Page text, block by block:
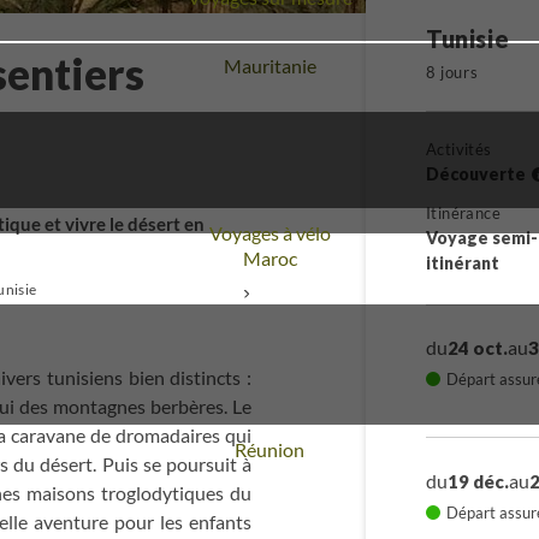
Voyage
Mauritanie
Voyage
Maroc
Voyage
Réunion
Voyages à vélo
et vivre le désert en
tunisiens bien distincts :
des montagnes berbères. Le
caravane de dromadaires qui
du désert. Puis se poursuit à
maisons troglodytiques du
aventure pour les enfants
Tunisie
8 jours
Activités
Découverte
Itinérance
Voyage semi-
itinérant
du24 oct.au
Départ
du19 déc.au
Départ